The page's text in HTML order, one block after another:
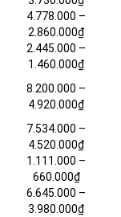
4.778.000 –
2.860.000₫
2.445.000 –
1.460.000₫
8.200.000 –
4.920.000₫
7.534.000 –
4.520.000₫
1.111.000 –
660.000₫
6.645.000 –
3.980.000₫